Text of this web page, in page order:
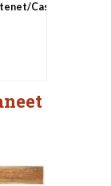
Casalini